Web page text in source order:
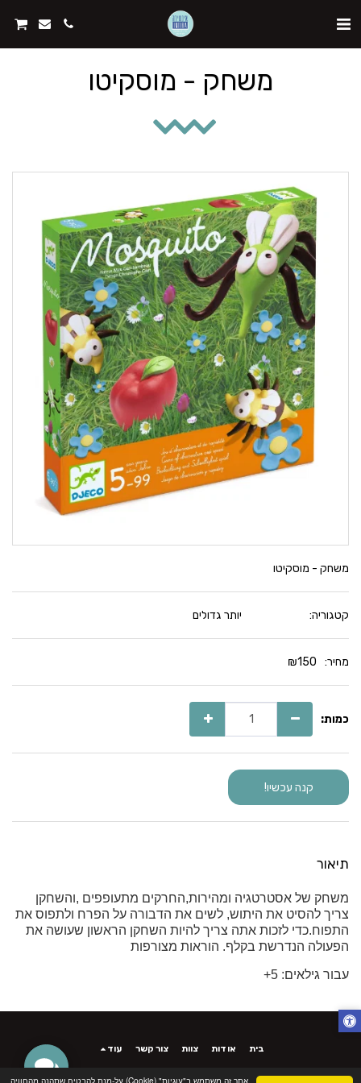
אתר זה משתמש ב"עוגיות" (Cookie) על-מנת להבטיח שתהנה מהחוויה
משחק - מוסקיטו
משחק - מוסקיטו
קטגוריה: יותר גדולים
מחיר: ₪150
כמות:
קנה עכשיו!
תיאור
משחק של אסטרטגיה ומהירות,החרקים מתעופפים ,והשחקן
צריך להסיט את היתוש, לשים את הדבורה על הפרח ולתפוס את
התפוח.כדי לזכות אתה צריך להיות השחקן הראשון שעושה את
הפעולה הנדרשת בקלף. הוראות מצורפות
עבור גילאים: 5+
בית אודות צוות צור קשר עוד